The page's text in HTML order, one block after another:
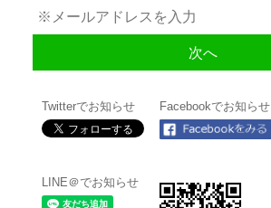
Twitterでお知らせ Facebookでお知らせ
LINE＠でお知らせ